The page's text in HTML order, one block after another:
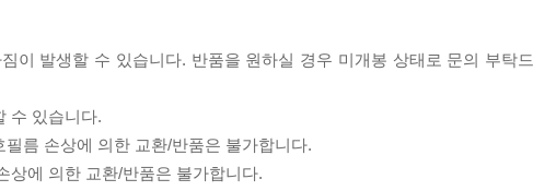
이 발생할 수 있습니다. 반품을 원하실 경우 미개봉 상태로 문의 부탁드
수 있습니다.
름 손상에 의한 교환/반품은 불가합니다.
상에 의한 교환/반품은 불가합니다.